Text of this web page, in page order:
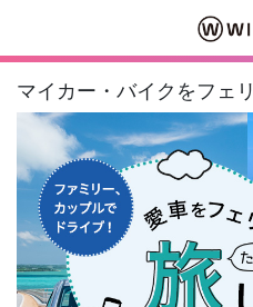
マイカー・バイクをフェ